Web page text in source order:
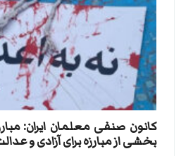
کانون صنفی معلمان ایران:
بخشی از مبارزه برای آزادی و